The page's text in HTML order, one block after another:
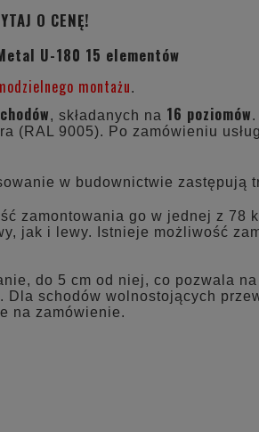
O CENĘ!
U-180 15 elementów
montażu.
, składanych na 16 poziomów
(RAL 9005). Po zamówieniu
w budownictwie zastępują
zamontowania go w jednej z 78
jak i lewy. Istnieje możliwość
do 5 cm od niej, co pozwala
Dla schodów wolnostojących
na zamówienie.